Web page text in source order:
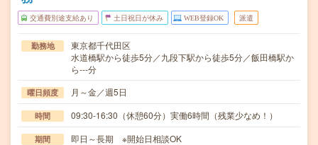
交通費別途支給あり 土日祝日が休み WEB登録OK 派遣
勤務地
東京都千代田区
水道橋駅から徒歩5分／九段下駅から徒歩5分／飯田橋駅か
ら---分
曜日頻度 月～金／週5日
時間 09:30-16:30（休憩60分）実働6時間（残業少なめ！）
期間 即日～長期 ※開始日相談OK